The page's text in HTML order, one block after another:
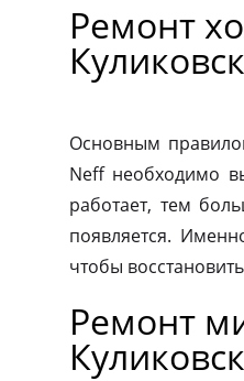
Ремонт
Основным
Neff необходимо
работает, тем
появляется.
чтобы
Ремонт